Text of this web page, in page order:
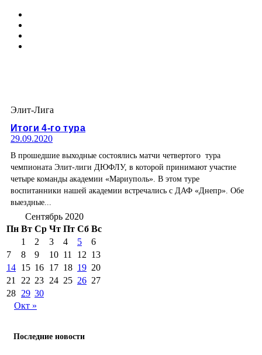
Элит-Лига
Итоги 4-го тура
29.09.2020
В прошедшие выходные состоялись матчи четвертого тура
чемпионата Элит-лиги ДЮФЛУ, в которой принимают участие
четыре команды академии «Мариуполь». В этом туре
воспитанники нашей академии встречались с ДАФ «Днепр». Обе
выездные...
Сентябрь 2020
Пн Вт Ср Чт Пт Сб Вс
1
2 3 4 5
6
7
8 9 10 11 12 13
14 15 16 17 18 19 20
21
22 23 24 25 26 27
28 29 30
Окт »
Последние новости